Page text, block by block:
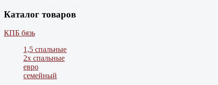
Каталог товаров
КПБ бязь
1,5 спальные
2х спальные
евро
семейный